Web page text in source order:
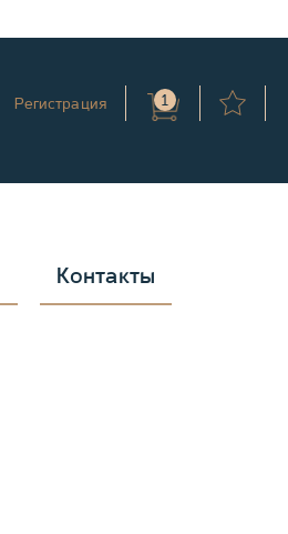
Регистрация 1
Контакты